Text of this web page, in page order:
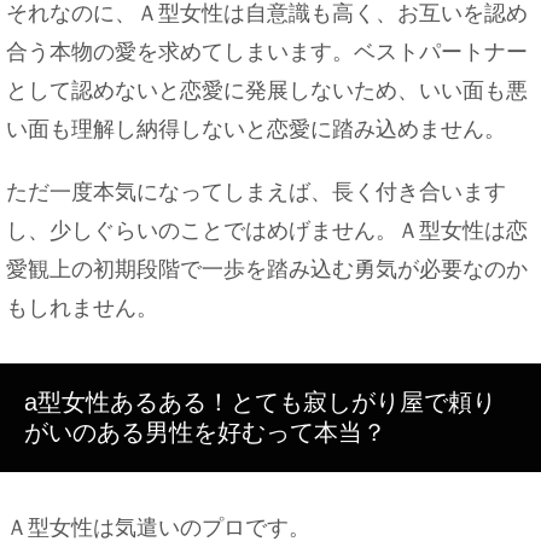
それなのに、Ａ型女性は自意識も高く、お互いを認め
合う本物の愛を求めてしまいます。ベストパートナー
として認めないと恋愛に発展しないため、いい面も悪
い面も理解し納得しないと恋愛に踏み込めません。
ただ一度本気になってしまえば、長く付き合います
し、少しぐらいのことではめげません。Ａ型女性は恋
愛観上の初期段階で一歩を踏み込む勇気が必要なのか
もしれません。
a型女性あるある！とても寂しがり屋で頼り
がいのある男性を好むって本当？
Ａ型女性は気遣いのプロです。